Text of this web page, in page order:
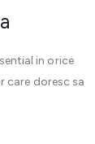
in orice
care doresc sa